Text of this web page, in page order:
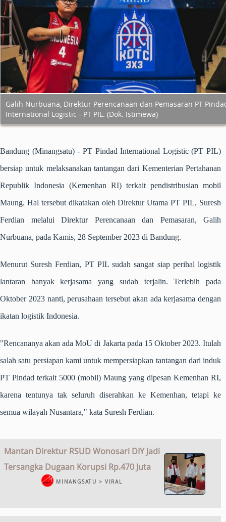
Galih Nurbuana, Direktur Perencanaan dan Pemasaran PT
International Logistic - PT PIL. (Dok. Istimewa)
Bandung (Minangsatu)- PT Pindad International Logistic (PT PIL)
bersiap untuk melaksanakan tantangan dari Kementerian Pertahanan
Republik Indonesia (Kemenhan RI) terkait pendistribusian mobil
Maung. Hal tersebut dikatakan oleh Direktur Utama PT PIL, Suresh
Ferdian melalui Direktur Perencanaan dan Pemasaran, Galih
Nurbuana, pada Kamis, 28 September 2023 di Bandung.
Menurut Suresh Ferdian, PT PIL sudah sangat siap perihal logistik
lantaran banyak kerjasama yang sudah terjalin. Terlebih pada
Oktober 2023 nanti, perusahaan tersebut akan ada kerjasama dengan
ikatan logistik Indonesia.
"Rencananya akan ada MoU di Jakarta pada 15 Oktober 2023. Itulah
salah satu persiapan kami untuk mempersiapkan tantangan dari induk
PT Pindad terkait 5000 (mobil) Maung yang dipesan Kemenhan RI,
karena tentunya tak seluruh diserahkan ke Kemenhan, tetapi ke
semua wilayah Nusantara," kata Suresh Ferdian.
Mantan Direktur RSUD Wonosari DIY Jadi
Tersangka Dugaan Korupsi Rp.470 Juta
MINANGSATU > VIRAL